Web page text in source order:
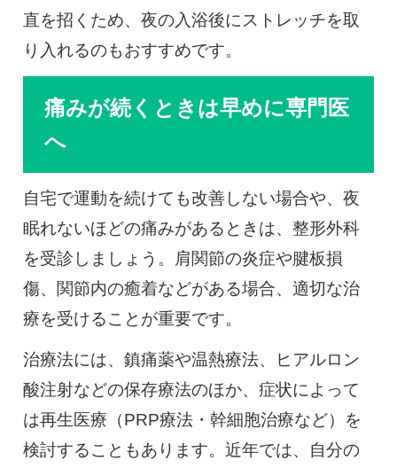
直を招くため、夜の入浴後にストレッチを取
り入れるのもおすすめです。
痛みが続くときは早めに専門医
へ
自宅で運動を続けても改善しない場合や、夜
眠れないほどの痛みがあるときは、整形外科
を受診しましょう。肩関節の炎症や腱板損
傷、関節内の癒着などがある場合、適切な治
療を受けることが重要です。
治療法には、鎮痛薬や温熱療法、ヒアルロン
酸注射などの保存療法のほか、症状によって
は再生医療（PRP療法・幹細胞治療など）を
検討することもあります。近年では、自分の